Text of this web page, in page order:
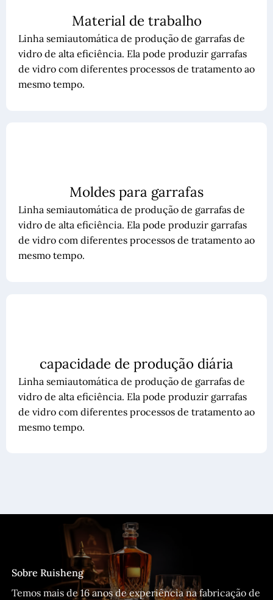
Material de trabalho
Linha semiautomática de produção de garrafas de
vidro de alta eficiência. Ela pode produzir garrafas
de vidro com diferentes processos de tratamento ao
mesmo tempo.
Moldes para garrafas
Linha semiautomática de produção de garrafas de
vidro de alta eficiência. Ela pode produzir garrafas
de vidro com diferentes processos de tratamento ao
mesmo tempo.
capacidade de produção diária
Linha semiautomática de produção de garrafas de
vidro de alta eficiência. Ela pode produzir garrafas
de vidro com diferentes processos de tratamento ao
mesmo tempo.
Sobre Ruisheng
Temos mais de 16 anos de experiência na fabricação de